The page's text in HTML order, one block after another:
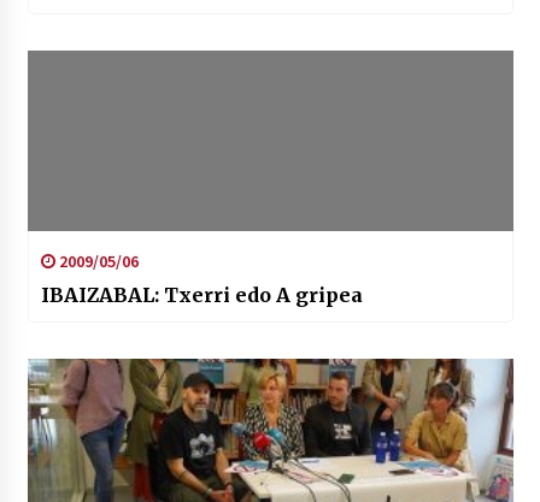
2009/05/06
IBAIZABAL: Txerri edo A gripea